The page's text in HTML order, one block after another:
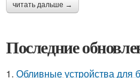
читать дальше →
Последние
1. Обливные устройства для